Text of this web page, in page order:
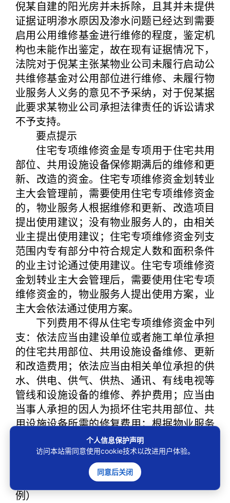
倪某自建的阳光房并未拆除，且其并未提供
证据证明渗水原因及渗水问题已经达到需要
启用公用维修基金进行维修的程度，鉴定机
构也未能作出鉴定，故在现有证据情况下，
法院对于倪某主张某物业公司未履行启动公
共维修基金对公用部位进行维修、未履行物
业服务人义务的意见不予采纳，对于倪某据
此要求某物业公司承担法律责任的诉讼请求
不予支持。
要点提示
住宅专项维修资金是专项用于住宅共用
部位、共用设施设备保修期满后的维修和更
新、改造的资金。住宅专项维修资金划转业
主大会管理前，需要使用住宅专项维修资金
的，物业服务人根据维修和更新、改造项目
提出使用建议；没有物业服务人的，由相关
业主提出使用建议；住宅专项维修资金列支
范围内专有部分中符合规定人数和面积条件
的业主讨论通过使用建议。住宅专项维修资
金划转业主大会管理后，需要使用住宅专项
维修资金的，物业服务人提出使用方案，业
主大会依法通过使用方案。
下列费用不得从住宅专项维修资金中列
支：依法应当由建设单位或者施工单位承担
的住宅共用部位、共用设施设备维修、更新
和改造费用；依法应当由相关单位承担的供
水、供电、供气、供热、通讯、有线电视等
管线和设施设备的维修、养护费用；应当由
当事人承担的因人为损坏住宅共用部位、共
用设施设备所需的修复费用；根据物业服务
合同约定，应当由物业服务人承担的住宅共
用部位、共用设施设备的维修和养护费用。
（来源于2021年10月28日北京市二中院与北
京市住建委联合发布的10个物业纠纷典型案
例）
个人信息保护声明
访问本站需同意使用cookie技术以改进用户体验。
同意后关闭